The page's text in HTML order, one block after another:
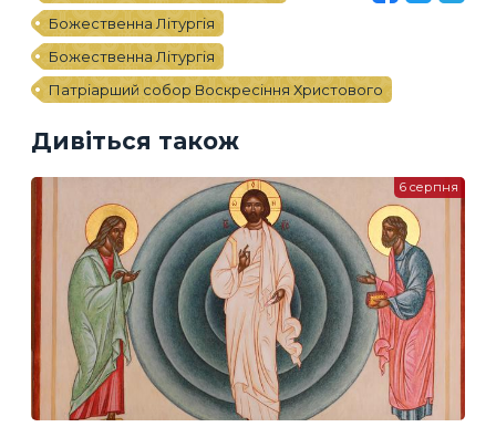
Божественна Літургія
Божественна Літургія
Патріарший собор Воскресіння Христового
Дивіться також
6 серпня